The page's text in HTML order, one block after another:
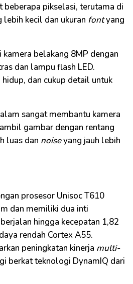
pikselasi, terutama di
lebih kecil dan ukuran fontyang
belakang 8MP dengan
dan lampu flash LED.
dan cukup detail untuk
sangat membantu kamera
gambar dengan rentang
luas dan noiseyang jauh lebih
prosesor Unisoc T610
dan memiliki dua inti
hingga kecepatan 1,82
rendah Cortex A55.
peningkatan kinerja multi-
berkat teknologi DynamIQ dari